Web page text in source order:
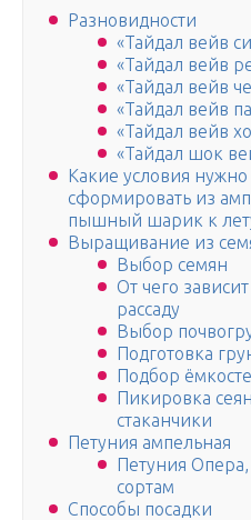
Разновидности
«Тайдал вейв
«Тайдал вейв
«Тайдал вейв
«Тайдал вейв
«Тайдал вейв
«Тайдал шок
Какие условия
сформировать из
пышный шарик к
Выращивание из
Выбор семян
От чего
рассаду
Выбор
Подготовка
Подбор
Пикировка
стаканчики
Петуния ампельная
Петуния
сортам
Способы посадки